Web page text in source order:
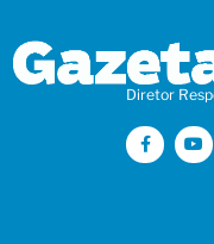
Diretor